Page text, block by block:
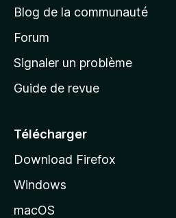
d
a
c
e
l
d
Blog de la communauté
Forum
Signaler un problème
Guide de revue
Télécharger
Download Firefox
Windows
macOS